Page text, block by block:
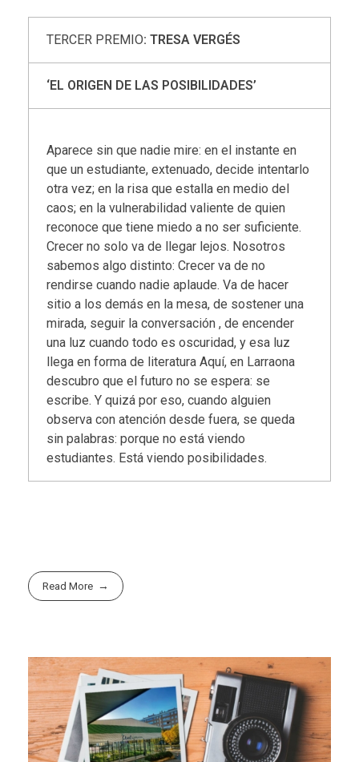
TERCER PREMIO: TRESA VERGÉS
‘EL ORIGEN DE LAS POSIBILIDADES’
Aparece sin que nadie mire: en el instante en
que un estudiante, extenuado, decide intentarlo
otra vez; en la risa que estalla en medio del
caos; en la vulnerabilidad valiente de quien
reconoce que tiene miedo a no ser suficiente.
Crecer no solo va de llegar lejos. Nosotros
sabemos algo distinto: Crecer va de no
rendirse cuando nadie aplaude. Va de hacer
sitio a los demás en la mesa, de sostener una
mirada, seguir la conversación , de encender
una luz cuando todo es oscuridad, y esa luz
llega en forma de literatura Aquí, en Larraona
descubro que el futuro no se espera: se
escribe. Y quizá por eso, cuando alguien
observa con atención desde fuera, se queda
sin palabras: porque no está viendo
estudiantes. Está viendo posibilidades.
Read More